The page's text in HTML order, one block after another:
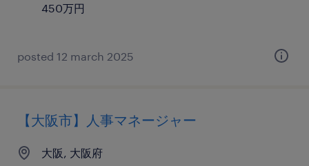
450万円
posted 12 march 2025
【大阪市】人事マネージャー
大阪, 大阪府